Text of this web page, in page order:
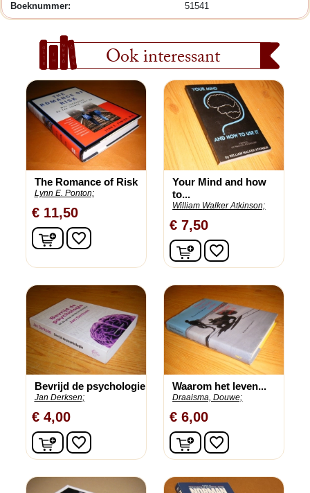
Boeknummer:
51541
Ook interessant
The Romance of Risk
Lynn E. Ponton;
€ 11,50
In winkelwagen
favorite_border
Your Mind and how
to...
William Walker Atkinson;
€ 7,50
In winkelwagen
favorite_border
Bevrijd de psychologie
Jan Derksen;
€ 4,00
In winkelwagen
favorite_border
Waarom het leven...
Draaisma, Douwe;
€ 6,00
In winkelwagen
favorite_border